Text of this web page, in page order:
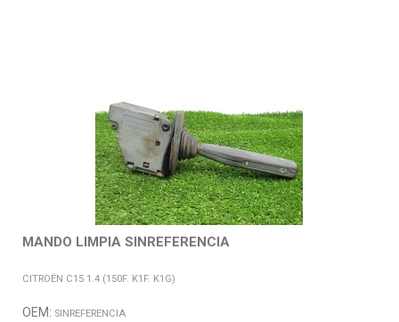
MANDO LIMPIA SINREFERENCIA
CITROËN C15 1.4 (150F. K1F. K1G)
OEM: SINREFERENCIA